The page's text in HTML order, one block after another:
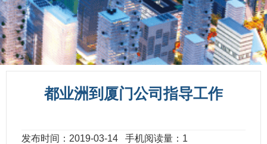
都业洲到厦门公司指导工作
发布时间：2019-03-14 手机阅读量：1